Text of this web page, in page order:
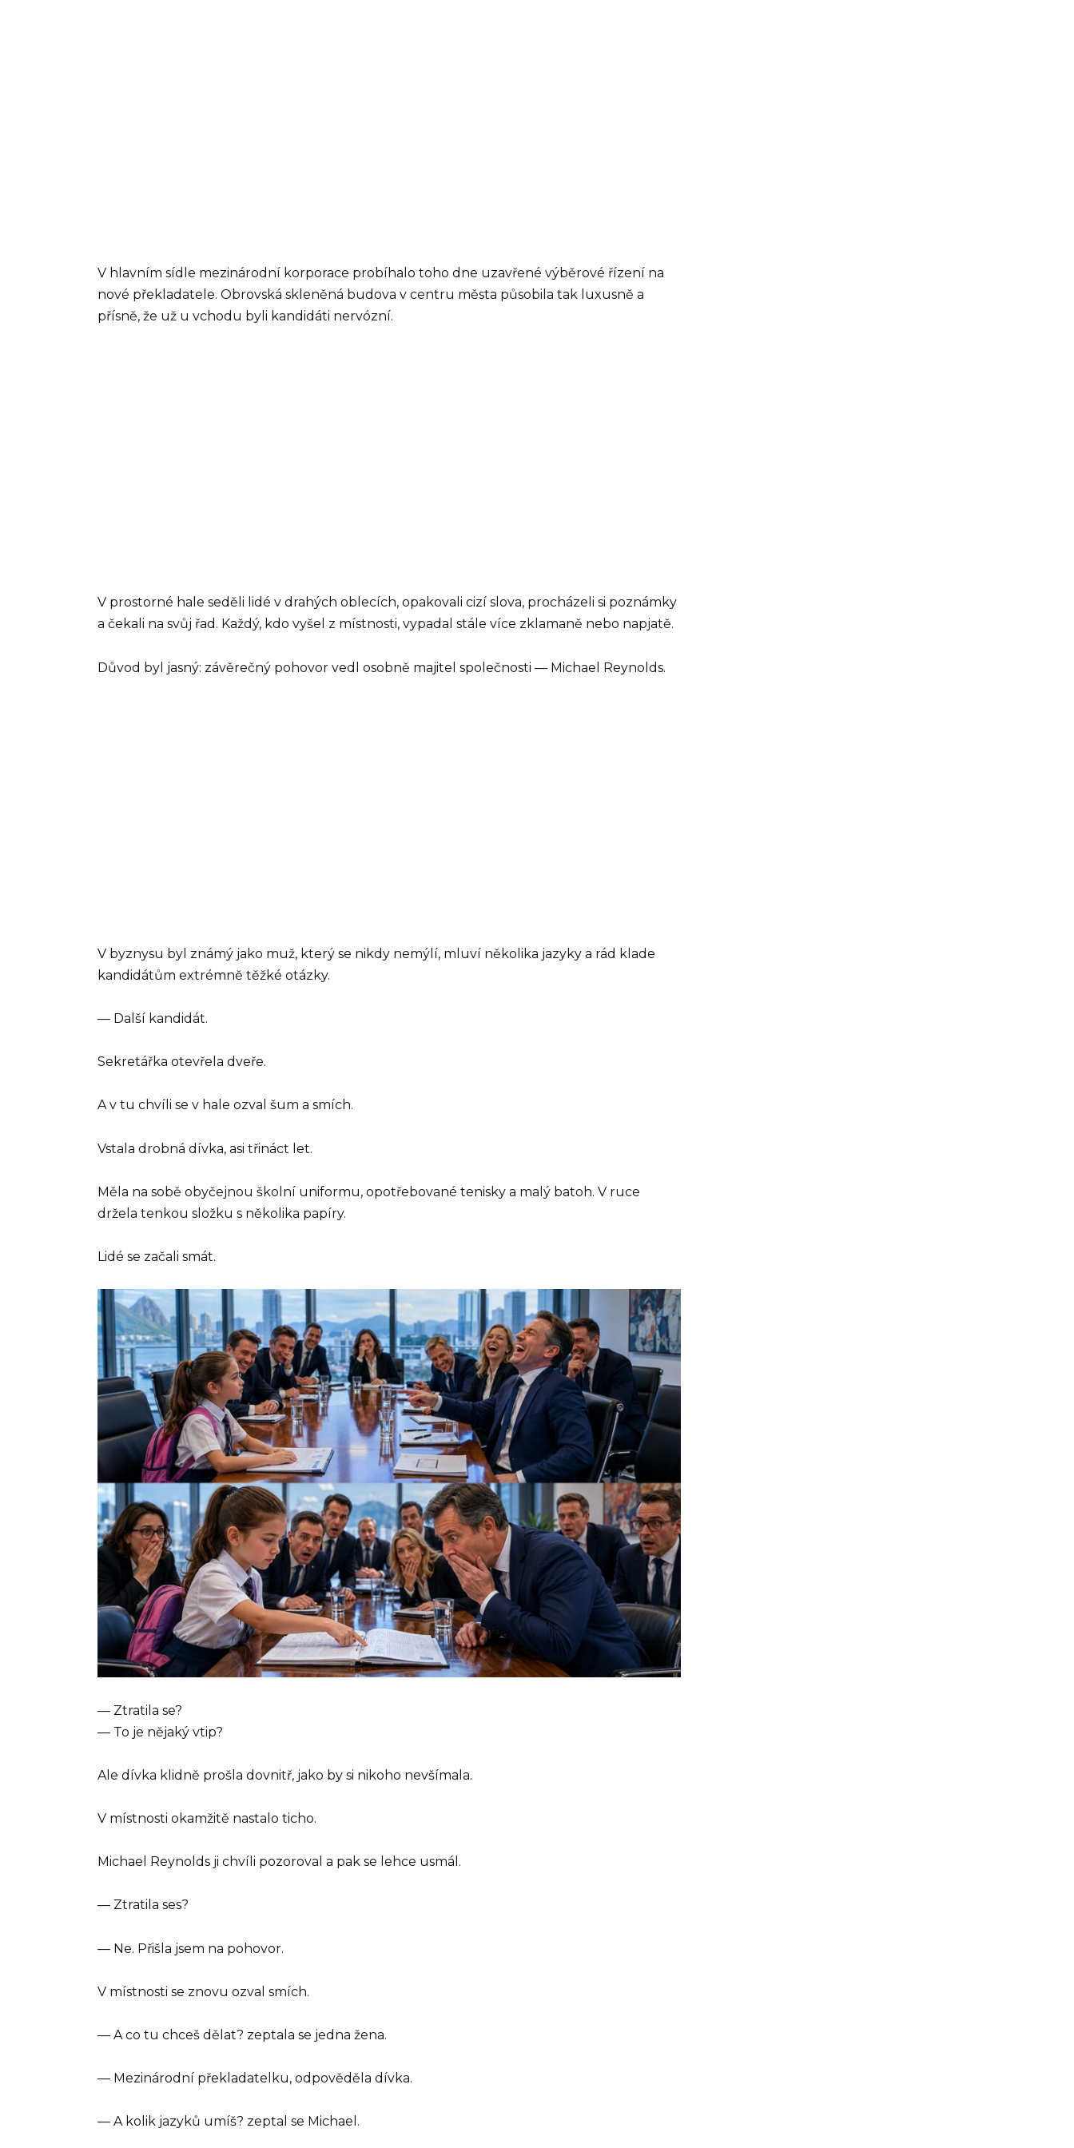
V hlavním sídle mezinárodní korporace probíhalo toho dne uzavřené výběrové řízení na
nové překladatele. Obrovská skleněná budova v centru města působila tak luxusně a
přísně, že už u vchodu byli kandidáti nervózní.
V prostorné hale seděli lidé v drahých oblecích, opakovali cizí slova, procházeli si poznámky
a čekali na svůj řad. Každý, kdo vyšel z místnosti, vypadal stále více zklamaně nebo napjatě.
Důvod byl jasný: závěrečný pohovor vedl osobně majitel společnosti — Michael Reynolds.
V byznysu byl známý jako muž, který se nikdy nemýlí, mluví několika jazyky a rád klade
kandidátům extrémně těžké otázky.
— Další kandidát.
Sekretářka otevřela dveře.
A v tu chvíli se v hale ozval šum a smích.
Vstala drobná dívka, asi třináct let.
Měla na sobě obyčejnou školní uniformu, opotřebované tenisky a malý batoh. V ruce
držela tenkou složku s několika papíry.
Lidé se začali smát.
— Ztratila se?
— To je nějaký vtip?
Ale dívka klidně prošla dovnitř, jako by si nikoho nevšímala.
V místnosti okamžitě nastalo ticho.
Michael Reynolds ji chvíli pozoroval a pak se lehce usmál.
— Ztratila ses?
— Ne. Přišla jsem na pohovor.
V místnosti se znovu ozval smích.
— A co tu chceš dělat? zeptala se jedna žena.
— Mezinárodní překladatelku, odpověděla dívka.
— A kolik jazyků umíš? zeptal se Michael.